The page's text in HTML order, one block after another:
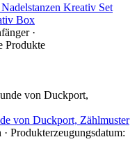
Kreativ Set
Box
·
Produkte
von Duckport, Zählmuster
Produkterzeugungsdatum: